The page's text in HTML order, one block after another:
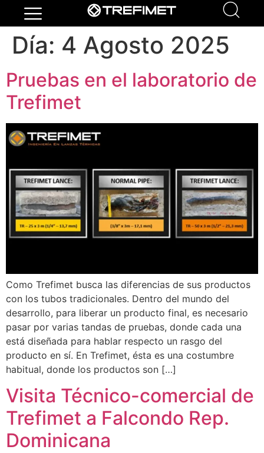
Día: 4 Agosto 2025
Pruebas en el laboratorio de
Trefimet
Como Trefimet busca las diferencias de sus productos
con los tubos tradicionales. Dentro del mundo del
desarrollo, para liberar un producto final, es necesario
pasar por varias tandas de pruebas, donde cada una
está diseñada para hablar respecto un rasgo del
producto en sí. En Trefimet, ésta es una costumbre
habitual, donde los productos son […]
Visita Técnico-comercial de
Trefimet a Falcondo Rep.
Dominicana